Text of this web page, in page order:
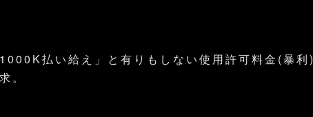
1000K払い給え」と有りもしない使用許可料金(暴利)
。